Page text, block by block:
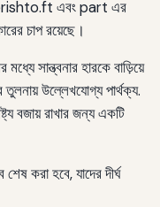
এবং part এর
চাপ রয়েছে।
সান্ত্বনার হারকে বাড়িয়ে
উল্লেখযোগ্য পার্থক্য.
বজায় রাখার জন্য একটি
করা হবে, যাদের দীর্ঘ